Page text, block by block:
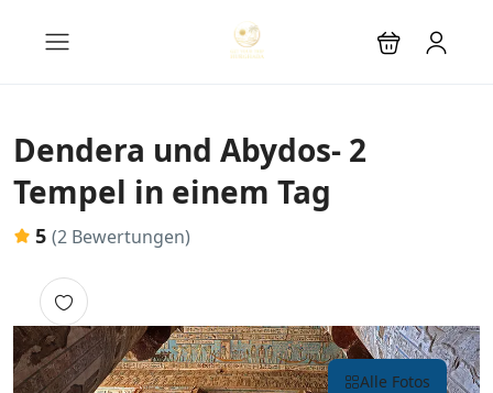
Dendera und Abydos- 2
Tempel in einem Tag
5 (2 Bewertungen)
Alle Fotos